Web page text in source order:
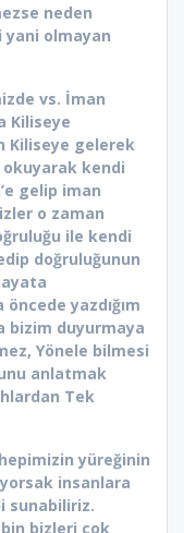
neden
yani olmayan
vs. İman
Kiliseye
Kiliseye gelerek
kendi
gelip iman
o zaman
ile kendi
doğruluğunun
yazdığım
bizim duyurmaya
Yönele bilmesi
anlatmak
Tek
yüreğinin
insanlara
sunabiliriz.
bizleri çok